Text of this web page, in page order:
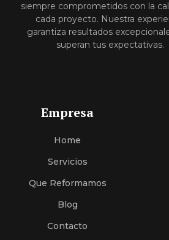
siempre comprometidos con la
cada proyecto. Nuestra
garantiza resultados
superan tus expectativas.
Empresa
Home
ServiciOS
Que Reformamos
Blog
Contacto